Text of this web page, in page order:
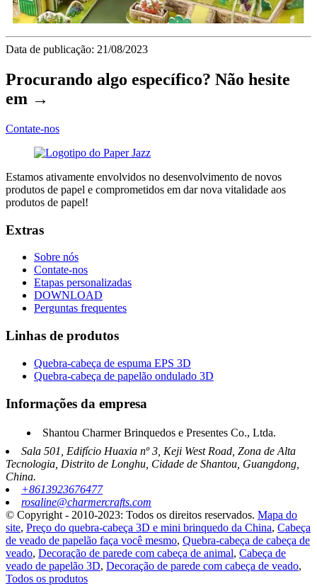
Data de publicação: 21/08/2023
Procurando algo específico? Não hesite
em →
Contate-nos
Estamos ativamente envolvidos no desenvolvimento de novos
produtos de papel e comprometidos em dar nova vitalidade aos
produtos de papel!
Extras
Sobre nós
Contate-nos
Etapas personalizadas
DOWNLOAD
Perguntas frequentes
Linhas de produtos
Quebra-cabeça de espuma EPS 3D
Quebra-cabeça de papelão ondulado 3D
Informações da empresa
Shantou Charmer Brinquedos e Presentes Co., Ltda.
Sala 501, Edifício Huaxia nº 3, Keji West Road, Zona de Alta
Tecnologia, Distrito de Longhu, Cidade de Shantou, Guangdong,
China.
+8613923676477
rosaline@charmercrafts.com
© Copyright - 2010-2023: Todos os direitos reservados. Mapa do
site, Preço do quebra-cabeça 3D e mini brinquedo da China, Cabeça
de veado de papelão faça você mesmo, Quebra-cabeça de cabeça de
veado, Decoração de parede com cabeça de animal, Cabeça de
veado de papelão 3D, Decoração de parede com cabeça de veado,
Todos os produtos